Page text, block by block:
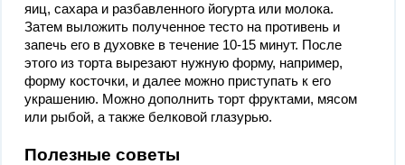
яиц, сахара и разбавленного йогурта или молока.
Затем выложить полученное тесто на противень и
запечь его в духовке в течение 10-15 минут. После
этого из торта вырезают нужную форму, например,
форму косточки, и далее можно приступать к его
украшению. Можно дополнить торт фруктами, мясом
или рыбой, а также белковой глазурью.
Полезные советы